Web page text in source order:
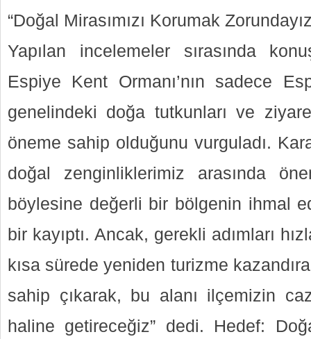
“Doğal Mirasımızı Korumak
Yapılan incelemeler sırasında
Espiye Kent Ormanı’nın sadece
genelindeki doğa tutkunları ve
öneme sahip olduğunu vurguladı.
doğal zenginliklerimiz arasında
böylesine değerli bir bölgenin ihmal
bir kayıptı. Ancak, gerekli adımları
kısa sürede yeniden turizme
sahip çıkarak, bu alanı ilçemizin
haline getireceğiz” dedi. Hedef: